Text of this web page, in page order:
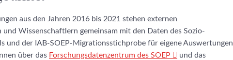
aus den Jahren 2016 bis 2021 stehen externen
Wissenschaftlern gemeinsam mit den Daten des Sozio-
und der IAB-SOEP-Migrationsstichprobe für eigene Auswertungen
über das Forschungsdatenzentrum des SOEP
und das